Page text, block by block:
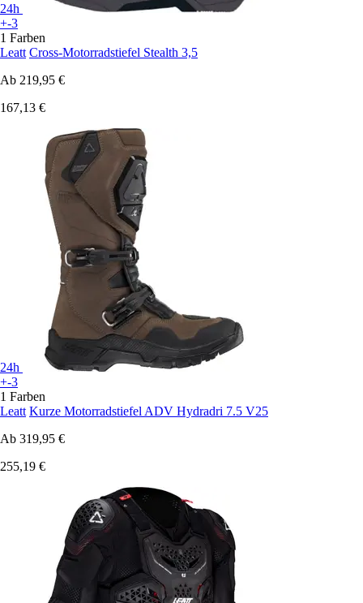
24h
+-3
1 Farben
Leatt Cross-Motorradstiefel Stealth 3,5
Ab 219,95 €
167,13 €
24h
+-3
1 Farben
Leatt Kurze Motorradstiefel ADV Hydradri 7.5 V25
Ab 319,95 €
255,19 €